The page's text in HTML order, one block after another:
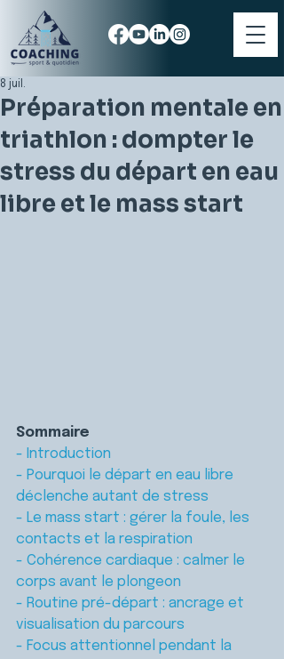
Préparation mentale en
triathlon : dompter le
stress du départ en eau
libre et le mass start
8 juil.
Sommaire
- Introduction
- Pourquoi le départ en eau libre
déclenche autant de stress
- Le mass start : gérer la foule, les
contacts et la respiration
- Cohérence cardiaque : calmer le
corps avant le plongeon
- Routine pré-départ : ancrage et
visualisation du parcours
- Focus attentionnel pendant la